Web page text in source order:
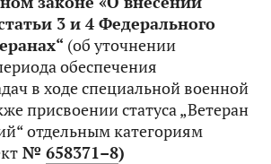
3 и 4 Федерального
(об уточнении
обеспечения
в ходе специальной военной
присвоении статуса „Ветеран
отдельным категориям
№ 658371–8)